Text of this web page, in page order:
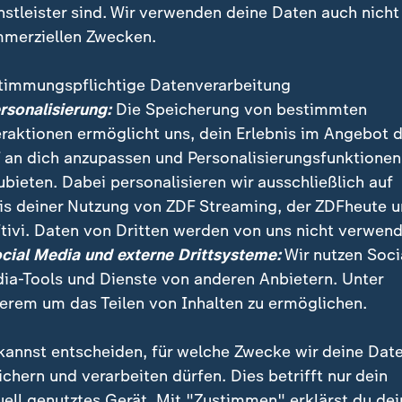
marode Schulen - die Infrastruktur vieler
Für die knapp über 1000 Kommunen in
auf 15 Milliarden Euro, sagt der Städte- und
sind. Wir verwenden deine Daten auch nicht
Zwecken.
Datenverarbeitung
Die Speicherung von bestimmten
ermöglicht uns, dein Erlebnis im Angebot
an dich anzupassen und Personalisierungsfunktionen
Dabei personalisieren wir ausschließlich auf
deiner Nutzung von ZDF Streaming, der ZDFheute
Daten von Dritten werden von uns nicht
Media und externe Drittsysteme:Wir nutzen
Tools und Dienste von anderen Anbietern. Unter
um das Teilen von Inhalten zu ermöglichen.
entscheiden, für welche Zwecke wir deine
und verarbeiten dürfen. Dies betrifft nur dein